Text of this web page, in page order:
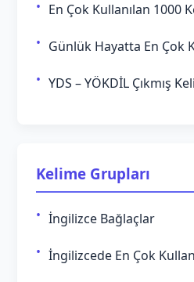
En Çok Kullanılan 1000
Günlük Hayatta En Çok
YDS – YÖKDİL Çıkmış
Kelime Grupları
İngilizce Bağlaçlar
İngilizcede En Çok